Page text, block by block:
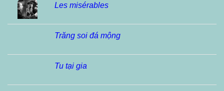
Les misérables
Trăng soi đá mộng
Tu tại gia